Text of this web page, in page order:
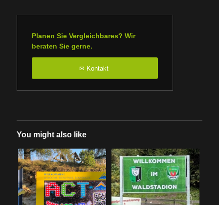
Planen Sie Vergleichbares? Wir
beraten Sie gerne.
✉ Kontakt
You might also like